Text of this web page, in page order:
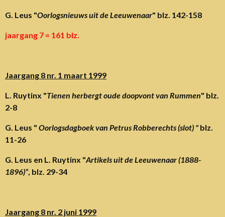
G. Leus "Oorlogsnieuws uit de Leeuwenaar" blz. 142-158
jaargang 7 = 161 blz.
Jaargang 8 nr. 1 maart 1999
L. Ruytinx "Tienen herbergt oude doopvont van Rummen" blz.
2-8
G. Leus " Oorlogsdagboek van Petrus Robberechts (slot) "blz.
11-26
G. Leus en L. Ruytinx "Artikels uit de Leeuwenaar (1888-
1896)” , blz. 29-34
Jaargang 8 nr. 2 juni 1999